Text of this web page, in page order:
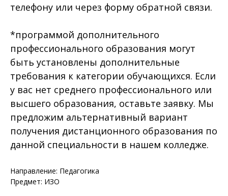
телефону или через форму обратной связи.
*программой дополнительного
профессионального образования могут
быть установлены дополнительные
требования к категории обучающихся. Если
у вас нет среднего профессионального или
высшего образования, оставьте заявку. Мы
предложим альтернативный вариант
получения дистанционного образования по
данной специальности в нашем колледже.
Направление: Педагогика
Предмет: ИЗО